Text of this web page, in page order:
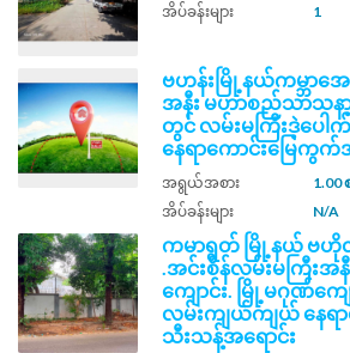
အိပ်ခန်းများ
1
ဗဟန်းမြို့နယ်ကမ္ဘာအ
အနီး မဟာစည်သာသန
တွင် လမ်းမကြီးဒဲ့ပေါ
နေရာကောင်းမြေကွက်
အရွယ်အစား
1.00
အိပ်ခန်းများ
N/A
ကမာရွတ် မြို့နယ် ဗဟို
.အင်းစိန်လမ်းမကြီးအနီး
ကျောင်း. မြို့မဂုဏ်​ကျ
လမ်းကျယ်ကျယ် နေရာ
သီးသန့်အရောင်း